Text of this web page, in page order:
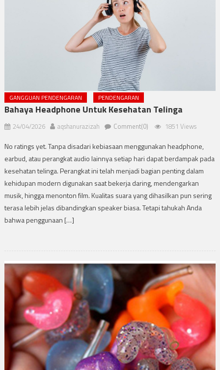
GANGGUAN PENDENGARAN PENDENGARAN
Bahaya Headphone Untuk Kesehatan Telinga
24/04/2026 aqshanurazizah Comment(0) 1851 Views
No ratings yet. Tanpa disadari kebiasaan menggunakan headphone,
earbud, atau perangkat audio lainnya setiap hari dapat berdampak pada
kesehatan telinga. Perangkat ini telah menjadi bagian penting dalam
kehidupan modern digunakan saat bekerja daring, mendengarkan
musik, hingga menonton film. Kualitas suara yang dihasilkan pun sering
terasa lebih jelas dibandingkan speaker biasa. Tetapi tahukah Anda
bahwa penggunaan […]